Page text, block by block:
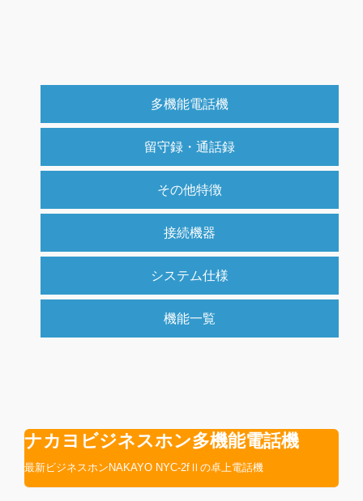
多機能電話機
留守録・通話録
その他特徴
接続機器
システム仕様
機能一覧
ナカヨビジネスホン多機能電話機
最新ビジネスホンNAKAYO NYC-2fⅡの卓上電話機